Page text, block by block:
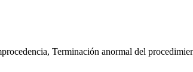
Terminación anormal del